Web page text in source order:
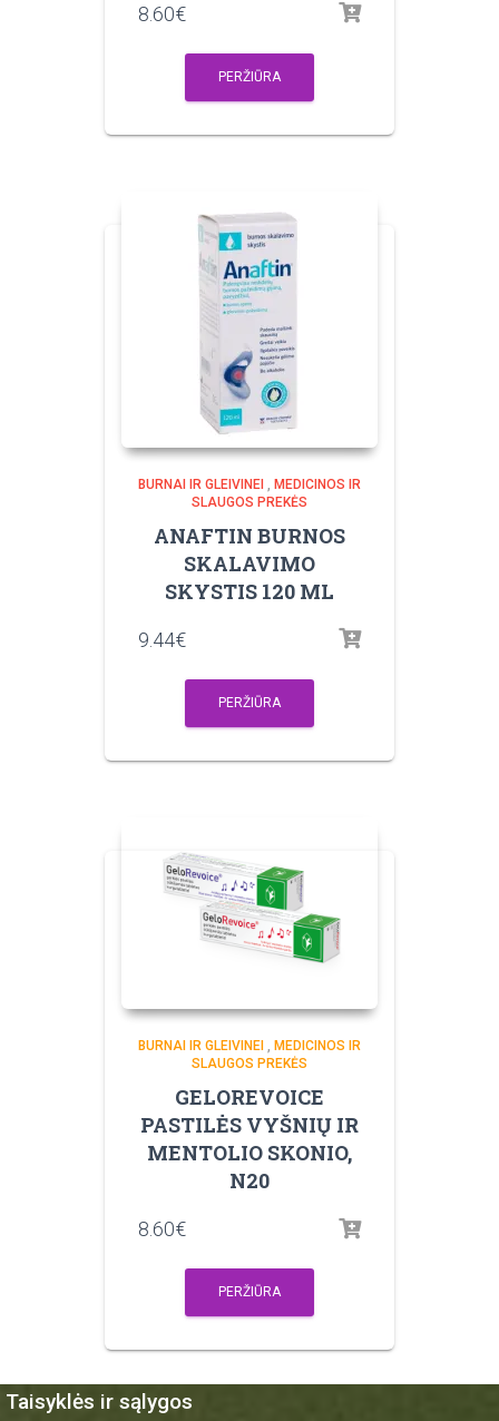
8.60€
PERŽIŪRA
BURNAI IR GLEIVINEI
MEDICINOS IR
SLAUGOS PREKĖS
ANAFTIN BURNOS
SKALAVIMO
SKYSTIS 120 ML
9.44€
PERŽIŪRA
BURNAI IR GLEIVINEI , MEDICINOS IR
SLAUGOS PREKĖS
GELOREVOICE
PASTILĖS VYŠNIŲ IR
MENTOLIO SKONIO,
N20
8.60€
PERŽIŪRA
Taisyklės ir sąlygos